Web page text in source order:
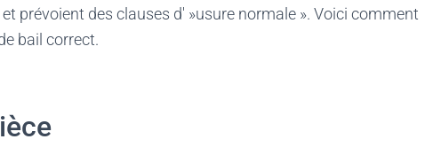
prévoient des clauses d' »usure normale ». Voici comment
bail correct.